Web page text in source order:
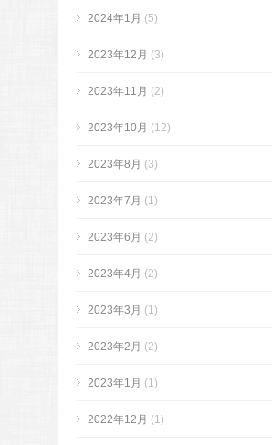
2024年1月 (5)
2023年12月 (3)
2023年11月 (2)
2023年10月 (12)
2023年8月 (3)
2023年7月 (1)
2023年6月 (2)
2023年4月 (2)
2023年3月 (1)
2023年2月 (2)
2023年1月 (1)
2022年12月 (1)